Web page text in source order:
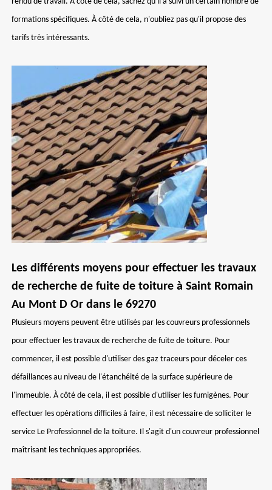
formations spécifiques. À côté de cela, n'oubliez pas qu'il propose des
tarifs très intéressants.
Les différents moyens pour effectuer les travaux
de recherche de fuite de toiture à Saint Romain
Au Mont D Or dans le 69270
Plusieurs moyens peuvent être utilisés par les couvreurs professionnels
pour effectuer les travaux de recherche de fuite de toiture. Pour
commencer, il est possible d'utiliser des gaz traceurs pour déceler ces
défaillances au niveau de l'étanchéité de la surface supérieure de
l'immeuble. À côté de cela, il est possible d'utiliser les fumigènes. Pour
effectuer les opérations difficiles à faire, il est nécessaire de solliciter le
service Le Professionnel de la toiture. Il s'agit d'un couvreur professionnel
maîtrisant les techniques appropriées.